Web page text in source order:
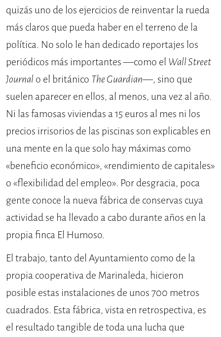
quizás uno de los ejercicios de reinventar la rueda
más claros que pueda haber en el terreno de la
política. No solo le han dedicado reportajes los
periódicos más importantes —como el Wall Street
Journalo el británico The Guardian—, sino que
suelen aparecer en ellos, al menos, una vez al año.
Ni las famosas viviendas a 15 euros al mes ni los
precios irrisorios de las piscinas son explicables en
una mente en la que solo hay máximas como
«beneficio económico», «rendimiento de capitales»
o «flexibilidad del empleo». Por desgracia, poca
gente conoce la nueva fábrica de conservas cuya
actividad se ha llevado a cabo durante años en la
propia finca El Humoso.
El trabajo, tanto del Ayuntamiento como de la
propia cooperativa de Marinaleda, hicieron
posible estas instalaciones de unos 700 metros
cuadrados. Esta fábrica, vista en retrospectiva, es
el resultado tangible de toda una lucha que